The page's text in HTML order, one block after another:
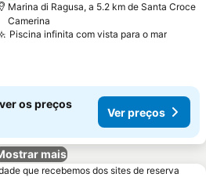
Marina di Ragusa, a 5.2 km de Santa Croce
Camerina
Piscina infinita com vista para o marVer
os preços
Ver preços
mais
que recebemos dos sites de reserva